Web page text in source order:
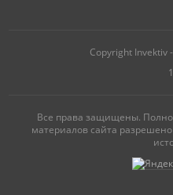
Copyright Invektiv
Все права защищены.
материалов сайта